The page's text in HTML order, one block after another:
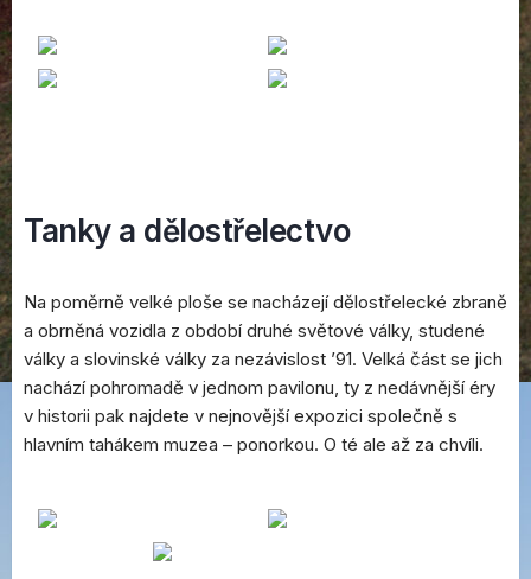
Tanky a dělostřelectvo
Na poměrně velké ploše se nacházejí dělostřelecké zbraně
a obrněná vozidla z období druhé světové války, studené
války a slovinské války za nezávislost ’91. Velká část se jich
nachází pohromadě v jednom pavilonu, ty z nedávnější éry
v historii pak najdete v nejnovější expozici společně s
hlavním tahákem muzea – ponorkou. O té ale až za chvíli.